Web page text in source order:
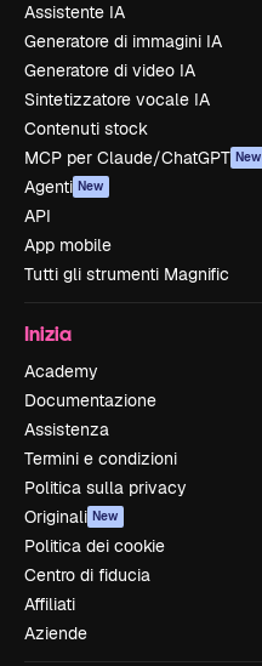
Assistente IA
Generatore di immagini IA
Generatore di video IA
Sintetizzatore vocale IA
Contenuti stock
MCP per Claude/ChatGPT New
Agenti New
API
App mobile
Tutti gli strumenti Magnific
Inizia
Academy
Documentazione
Assistenza
Termini e condizioni
Politica sulla privacy
Originali New
Politica dei cookie
Centro di fiducia
Affiliati
Aziende